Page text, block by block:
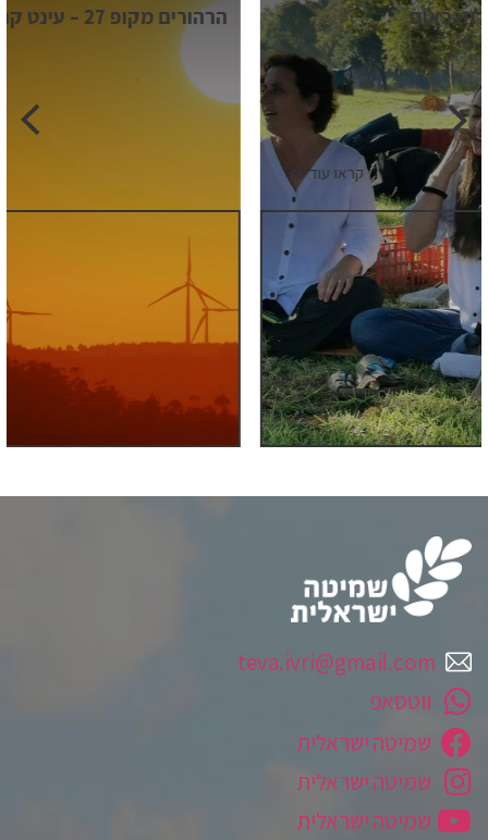
הרהורים מקופ 27 – עינט קרמר
teva.ivri@gmail.com
ווטסאפ
שמיטה ישראלית
שמיטה ישראלית
שמיטה ישראלית